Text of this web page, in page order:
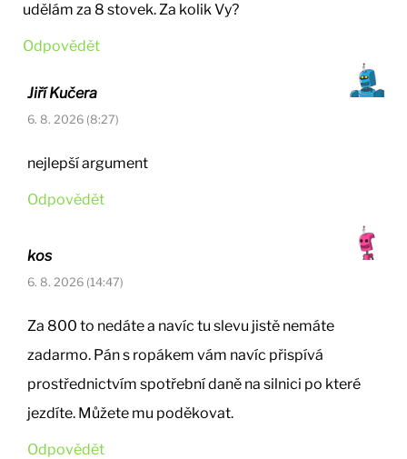
udělám za 8 stovek. Za kolik Vy?
Odpovědět
Jiří Kučera
6. 8. 2026 (8:27)
nejlepší argument
Odpovědět
kos
6. 8. 2026 (14:47)
Za 800 to nedáte a navíc tu slevu jistě nemáte
zadarmo. Pán s ropákem vám navíc přispívá
prostřednictvím spotřební daně na silnici po které
jezdíte. Můžete mu poděkovat.
Odpovědět